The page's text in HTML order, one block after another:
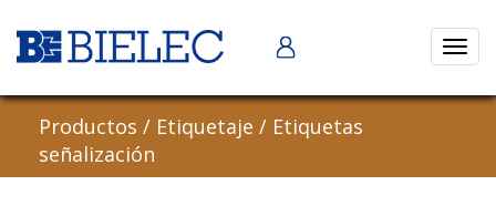
Abrir
Productos / Etiquetaje / Etiquetas
señalización